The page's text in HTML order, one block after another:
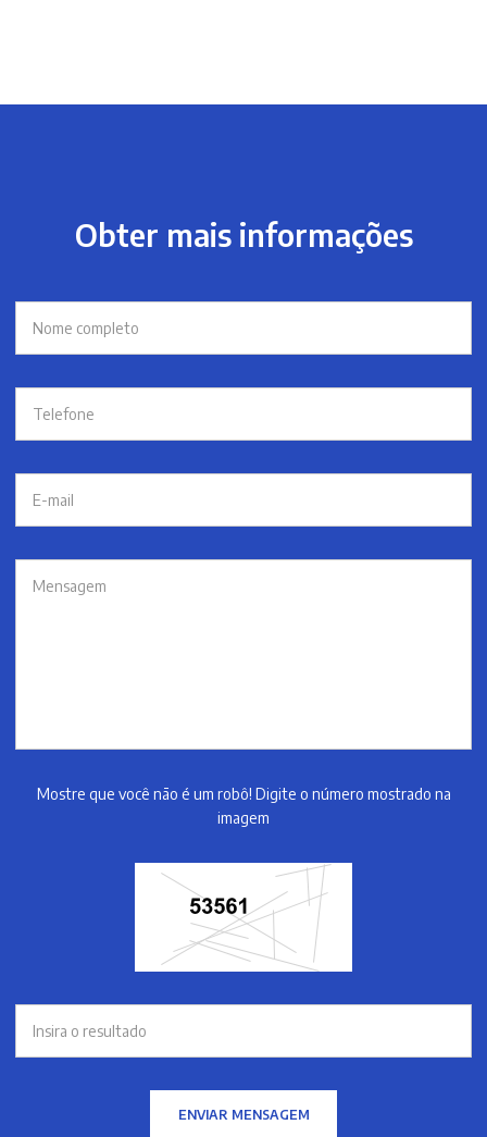
Obter mais informações
Mostre que você não é um robô! Digite o número mostrado na
imagem
ENVIAR MENSAGEM